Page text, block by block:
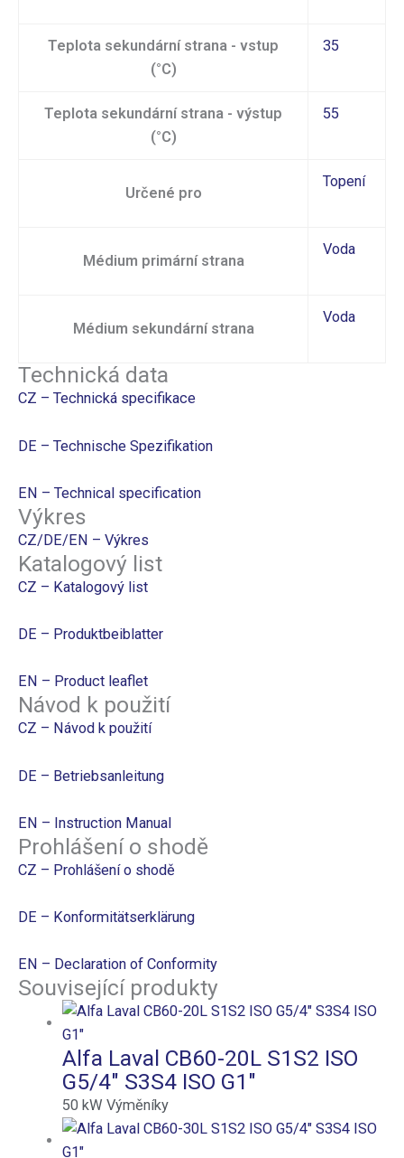
Teplota sekundární strana - vstup
(°C)
35
Teplota sekundární strana - výstup
(°C)
55
Určené pro
Topení
Médium primární strana
Voda
Médium sekundární strana
Voda
Technická data
CZ – Technická specifikace
DE – Technische Spezifikation
EN – Technical specification
Výkres
CZ/DE/EN – Výkres
Katalogový list
CZ – Katalogový list
DE – Produktbeiblatter
EN – Product leaflet
Návod k použití
CZ – Návod k použití
DE – Betriebsanleitung
EN – Instruction Manual
Prohlášení o shodě
CZ – Prohlášení o shodě
DE – Konformitätserklärung
EN – Declaration of Conformity
Související produkty
Alfa Laval CB60-20L S1S2 ISO
G5/4″ S3S4 ISO G1″
50 kW Výměníky